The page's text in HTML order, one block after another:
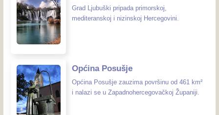
Grad Ljubuški pripada primorskoj,
mediteranskoj i nizinskoj Hercegovini.
Općina Posušje
Općina Posušje zauzima površinu od 461 km²
i nalazi se u Zapadnohercegovačkoj Županiji.